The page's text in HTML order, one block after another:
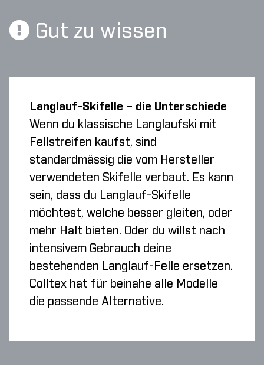
Gut zu wissen
Langlauf-Skifelle – die Unterschiede
Wenn du klassische Langlaufski mit
Fellstreifen kaufst, sind
standardmässig die vom Hersteller
verwendeten Skifelle verbaut. Es kann
sein, dass du Langlauf-Skifelle
möchtest, welche besser gleiten, oder
mehr Halt bieten. Oder du willst nach
intensivem Gebrauch deine
bestehenden Langlauf-Felle ersetzen.
Colltex hat für beinahe alle Modelle
die passende Alternative.